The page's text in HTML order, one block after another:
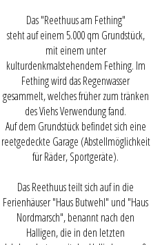
Das "Reethuus am Fething"
steht auf einem 5.000 qm Grundstück,
mit einem unter
kulturdenkmalstehendem Fething. Im
Fething wird das Regenwasser
gesammelt, welches früher zum tränken
des Viehs Verwendung fand.
Auf dem Grundstück befindet sich eine
reetgedeckte Garage (Abstellmöglichkeit
für Räder, Sportgeräte).
Das Reethuus teilt sich auf in die
Ferienhäuser "Haus Butwehl" und "Haus
Nordmarsch", benannt nach den
Halligen, die in den letzten